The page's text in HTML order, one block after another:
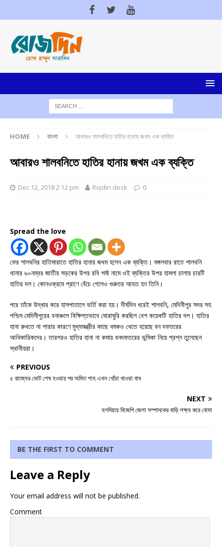
HOME বাংলা আবারও শালবনিতে হাতির হানায় জখম এক ব্যক্তি
আবারও শালবনিতে হাতির হানায় জখম এক ব্যক্তি
Dec 12, 2018 2:12 pm Rojdin desk 0
Spread the love
ফের শালবনির হাতিমারাতে হাতির হানায় জখম হলেন এক ব্যক্তি। মঙ্গলবার রাতে শালবনি
থানার ৬০নম্বর জাতীয় সড়কের উপর রবি শর্মা নামে ওই ব্যক্তির উপর হামলা চালায় চারটি
হাতির দল। কোনওক্রমে প্রাণে বেঁচে গেলেও গুরুতর আহত হন তিনি।
পরে তাঁকে উদ্ধার করে হাসপাতালে ভর্তি করা হয়। দীর্ঘদিন ধরেই শালবনি, মেদিনীপুর সদর সহ
পশ্চিম মেদিনীপুরের বনাঞ্চলে বিক্ষিপ্তভাবে ঘোরাঘুরি করছিল বেশ কয়েকটি হাতির দল। হাতির
হানা রুখতে না পারার কারণে মুখ্যমন্ত্রীর কাছে ধমকও খেতে হয়েছে বন দফতরের
আধিকারিকদের। তারপরও হাতির হানা না কমায় বনদফতরের ভূমিকা নিয়ে প্রশ্ন তুলেছেন
স্থানীয়রা।
PREVIOUS
৫ রাজ্যের ভোট শেষ হওয়ার পর অমিত শাহ এখন খোঁচা খাওয়া বাঘ
NEXT
হলদিয়ায় বিজেপি জেলা সম্পাদকের বাড়ি লক্ষ্য করে বোমা
BE THE FIRST TO COMMENT
Leave a Reply
Your email address will not be published.
Comment